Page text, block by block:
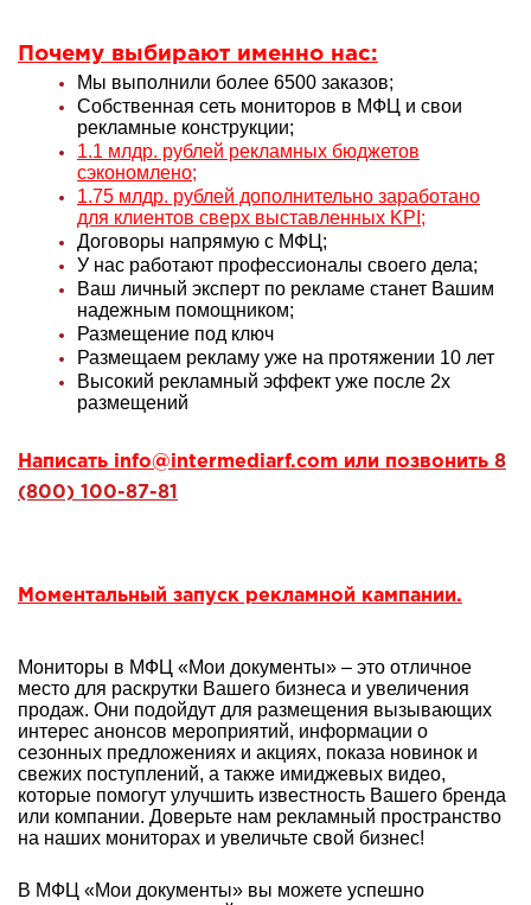
Почему выбирают именно нас:
Мы выполнили более 6500 заказов;
Собственная сеть мониторов в МФЦ и свои
рекламные конструкции;
1.1 млдр. рублей рекламных бюджетов
сэкономлено;
1.75 млдр. рублей дополнительно заработано
для клиентов сверх выставленных KPI;
Договоры напрямую с МФЦ;
У нас работают профессионалы своего дела;
Ваш личный эксперт по рекламе станет Вашим
надежным помощником;
Размещение под ключ
Размещаем рекламу уже на протяжении 10 лет
Высокий рекламный эффект уже после 2х
размещений
Написать info@intermediarf.com или позвонить 8
(800) 100-87-81
Моментальный запуск рекламной кампании.
Мониторы в МФЦ «Мои документы» – это отличное
место для раскрутки Вашего бизнеса и увеличения
продаж. Они подойдут для размещения вызывающих
интерес анонсов мероприятий, информации о
сезонных предложениях и акциях, показа новинок и
свежих поступлений, а также имиджевых видео,
которые помогут улучшить известность Вашего бренда
или компании. Доверьте нам рекламный пространство
на наших мониторах и увеличьте свой бизнес!
В МФЦ «Мои документы» вы можете успешно